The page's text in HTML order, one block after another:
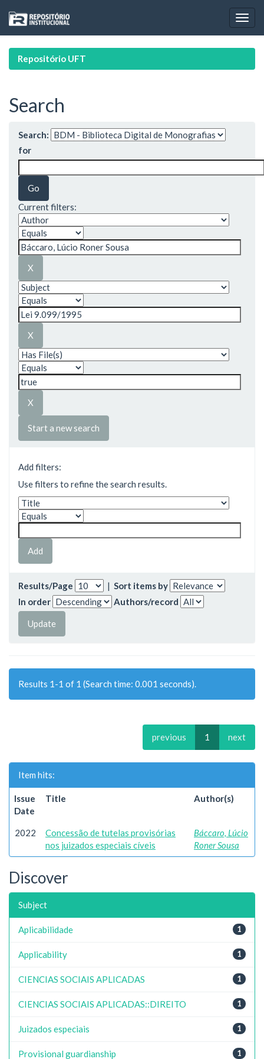
navigation
Repositório UFT
Search
Search:
for
Current filters:
Start a new search
Add filters:
Use filters to refine the search results.
Results/Page | Sort items by
In order
Authors/record
Results 1-1 of 1 (Search time: 0.001 seconds).
previous 1 next
Item hits:
Issue
Date
Title Author(s)
2022
Concessão de tutelas provisórias
nos juizados especiais cíveis
Báccaro, Lúcio
Roner Sousa
Discover
Subject
1
Aplicabilidade
1
Applicability
1
CIENCIAS SOCIAIS APLICADAS
1
CIENCIAS SOCIAIS APLICADAS::DIREITO
1
Juizados especiais
1
Provisional guardianship